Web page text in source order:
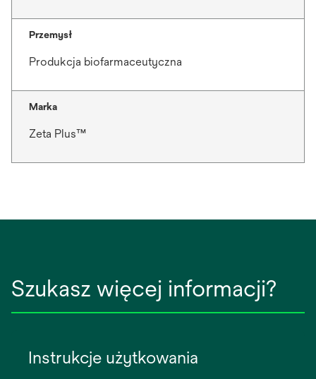
Przemysł
Produkcja biofarmaceutyczna
Marka
Zeta Plus™
Szukasz więcej informacji?
Instrukcje użytkowania